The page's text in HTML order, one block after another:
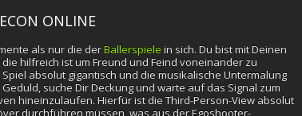
ONLINE
als nur die derBallerspiele in sich. Du bist mit Deinen
hilfreich ist um Freund und Feind voneinander zu
absolut gigantisch und die musikalische Untermalung
suche Dir Deckung und warte auf das Signal zum
hineinzulaufen. Hierfür ist die Third-Person-View absolut
durchführen müssen, was aus der Egoshooter-